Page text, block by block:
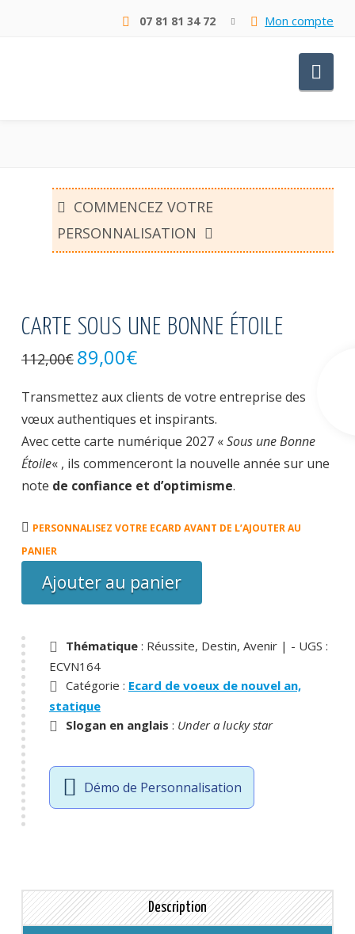
07 81 81 34 72 Mon compte
COMMENCEZ VOTRE
PERSONNALISATION
CARTE SOUS UNE BONNE ÉTOILE
112,00€ Le
prix
était :
112,00€.
89,00€Le
prix
est :
89,00€.
Transmettez aux clients de votre entreprise des
vœux authentiques et inspirants.
Avec cette carte numérique 2027 «Sous une Bonne
Étoile« , ils commenceront la nouvelle année sur une
note de confiance et d’optimisme.
quantité
de
Sous
bonne
étoile
PERSONNALISEZ VOTRE ECARD AVANT DE L’AJOUTER AU
PANIER
Ajouter au panier
Thématique: Réussite, Destin, Avenir | - UGS :
ECVN164
Catégorie : Ecard de voeux de nouvel an,
statique
Slogan en anglais : Under a lucky star
Démo de Personnalisation
Description